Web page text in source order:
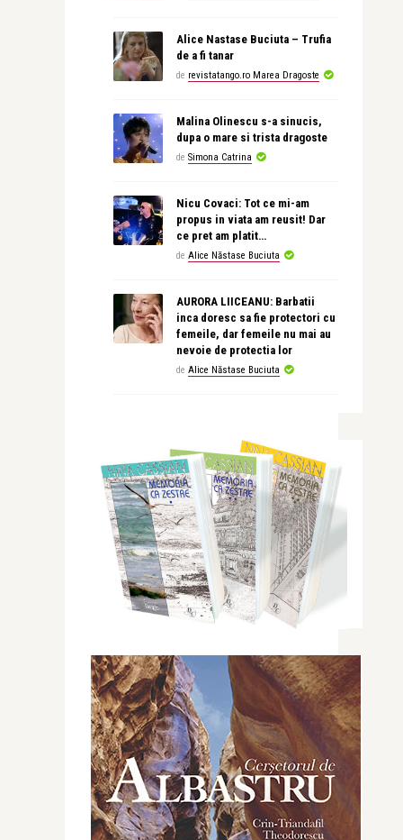
Alice Nastase Buciuta – Trufia
de a fi tanar
de revistatango.ro Marea Dragoste
Malina Olinescu s-a sinucis,
dupa o mare si trista dragoste
de Simona Catrina
Nicu Covaci: Tot ce mi-am
propus in viata am reusit! Dar
ce pret am platit…
de Alice Năstase Buciuta
AURORA LIICEANU: Barbatii
inca doresc sa fie protectori cu
femeile, dar femeile nu mai au
nevoie de protectia lor
de Alice Năstase Buciuta